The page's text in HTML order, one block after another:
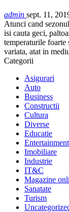
admin sept. 11,
Atunci cand
isi cauta geci,
temperaturile foarte
variata, atat in
Categorii
Asigurari
Auto
Business
Constructii
Cultura
Diverse
Educatie
Entertainment
Imobiliare
Industrie
IT&C
Magazine
Sanatate
Turism